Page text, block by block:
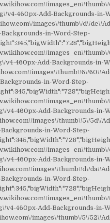
images_en\/
v4-460px-Add-Backgrounds-in-
images\/thumb\/d\/de\/
in-Word-Step-
images_en\/
v4-460px-Add-Backgrounds-in-
images\/thumb\/6\/60\/
in-Word-Step-
images_en\/
v4-460px-Add-Backgrounds-in-
images\/thumb\/5\/5d\/
in-Word-Step-
images_en\/
v4-460px-Add-Backgrounds-in-
images\/thumb\/d\/da\/
in-Word-Step-
images_en\/
v4-460px-Add-Backgrounds-in-
images\/thumb\/5\/52\/